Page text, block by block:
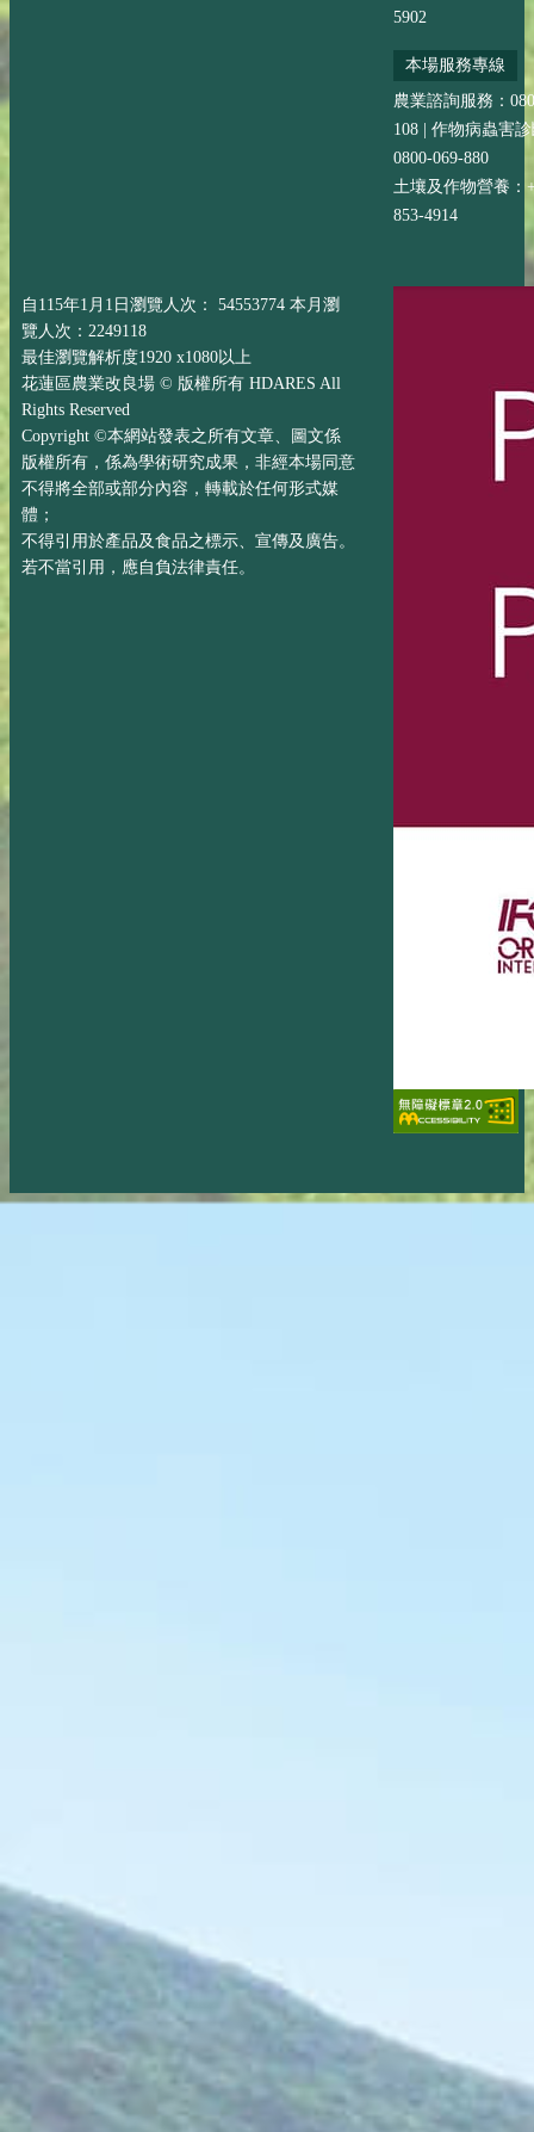
5902
本場服務專線
農業諮詢服務：
108 | 作物病蟲害
0800-069-880
土壤及作物營養：
853-4914
自115年1月1日瀏覽人次： 54553774 本月瀏
覽人次：2249118
最佳瀏覽解析度1920 x1080以上
花蓮區農業改良場 © 版權所有 HDARES All
Rights Reserved
Copyright ©本網站發表之所有文章、圖文係
版權所有，係為學術研究成果，非經本場同意
不得將全部或部分內容，轉載於任何形式媒
體；
不得引用於產品及食品之標示、宣傳及廣告。
若不當引用，應自負法律責任。